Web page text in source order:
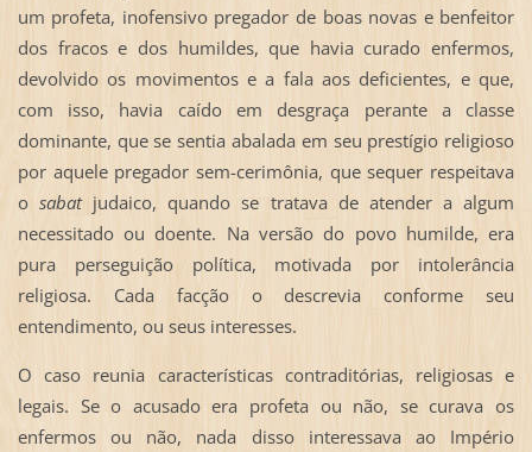
um profeta, inofensivo pregador de boas novas e benfeitor
dos fracos e dos humildes, que havia curado enfermos,
devolvido os movimentos e a fala aos deficientes, e que,
com isso, havia caído em desgraça perante a classe
dominante, que se sentia abalada em seu prestígio religioso
por aquele pregador sem-cerimônia, que sequer respeitava
osabat judaico, quando se tratava de atender a algum
necessitado ou doente. Na versão do povo humilde, era
pura perseguição política, motivada por intolerância
religiosa. Cada facção o descrevia conforme seu
entendimento, ou seus interesses.
O caso reunia características contraditórias, religiosas e
legais. Se o acusado era profeta ou não, se curava os
enfermos ou não, nada disso interessava ao Império